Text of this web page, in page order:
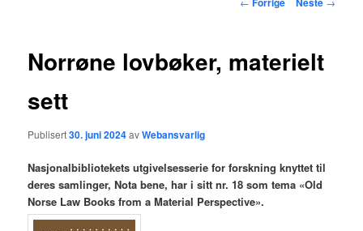
Norrøne lovbøker, materielt
sett
Publisert30. juni 2024avWebansvarlig
Nasjonalbibliotekets utgivelsesserie for forskning knyttet til
deres samlinger, Nota bene, har i sitt nr. 18 som tema «Old
Norse Law Books from a Material Perspective».